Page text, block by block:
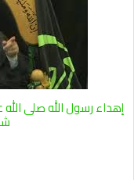
إهداء رسول الله صلى